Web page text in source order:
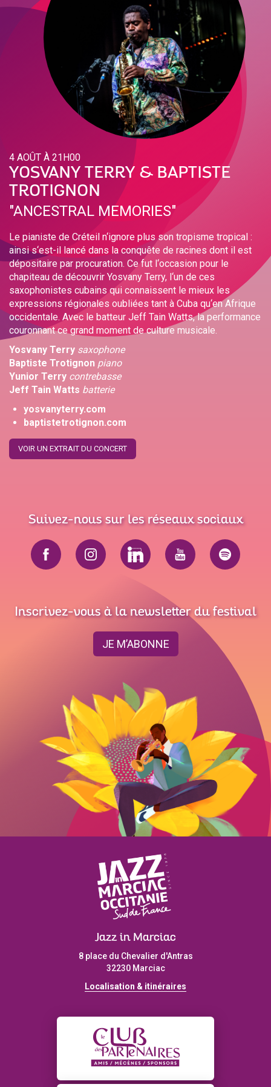
4 AOÛT À 21H00
YOSVANY TERRY & BAPTISTE
TROTIGNON
"ANCESTRAL MEMORIES"
Le pianiste de Créteil n‘ignore plus son tropisme tropical :
ainsi s‘est-il lancé dans la conquête de racines dont il est
dépositaire par procuration. Ce fut l‘occasion pour le
chapiteau de découvrir Yosvany Terry, l‘un de ces
saxophonistes cubains qui connaissent le mieux les
expressions régionales oubliées tant à Cuba qu‘en Afrique
occidentale. Avec le batteur Jeff Tain Watts, la performance
couronnant ce grand moment de culture musicale.
Yosvany Terry saxophone
Baptiste Trotignon piano
Yunior Terry contrebasse
Jeff Tain Watts batterie
yosvanyterry.com
baptistetrotignon.com
VOIR UN EXTRAIT DU CONCERT
Suivez-nous sur les réseaux sociaux
Inscrivez-vous à la newsletter du festival
JE M’ABONNE
Jazz in Marciac
8 place du Chevalier d'Antras
32230 Marciac
Localisation & itinéraires